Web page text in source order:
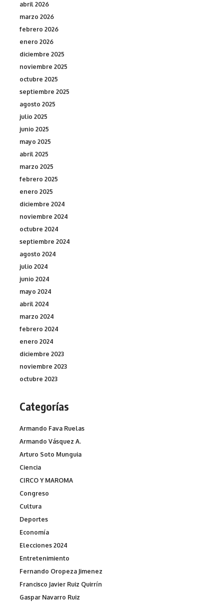
abril 2026
marzo 2026
febrero 2026
enero 2026
diciembre 2025
noviembre 2025
octubre 2025
septiembre 2025
agosto 2025
julio 2025
junio 2025
mayo 2025
abril 2025
marzo 2025
febrero 2025
enero 2025
diciembre 2024
noviembre 2024
octubre 2024
septiembre 2024
agosto 2024
julio 2024
junio 2024
mayo 2024
abril 2024
marzo 2024
febrero 2024
enero 2024
diciembre 2023
noviembre 2023
octubre 2023
Categorías
Armando Fava Ruelas
Armando Vásquez A.
Arturo Soto Munguia
Ciencia
CIRCO Y MAROMA
Congreso
Cultura
Deportes
Economía
Elecciones 2024
Entretenimiento
Fernando Oropeza Jimenez
Francisco Javier Ruiz Quirrín
Gaspar Navarro Ruiz